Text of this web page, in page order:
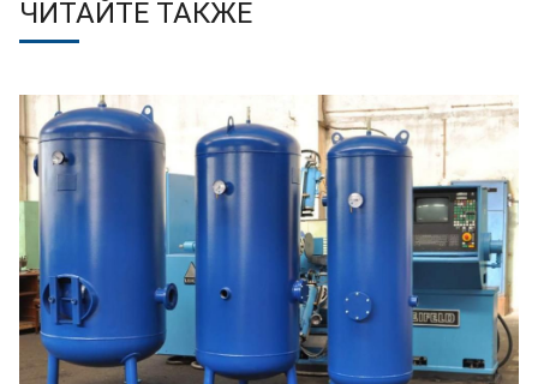
ЧИТАЙТЕ ТАКЖЕ
Подробнее...